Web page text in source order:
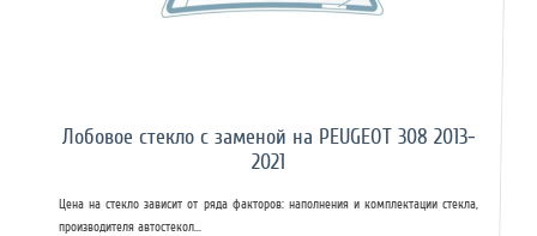
Лобовое стекло с заменой на PEUGEOT 308 2013-
2021
Цена на стекло зависит от ряда факторов: наполнения и комплектации стекла,
производителя автостекол...